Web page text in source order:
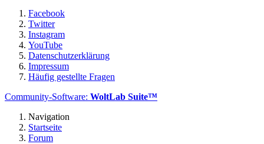
Facebook
Twitter
Instagram
YouTube
Datenschutzerklärung
Impressum
Häufig gestellte Fragen
Community-Software: WoltLab Suite™
Navigation
Startseite
Forum